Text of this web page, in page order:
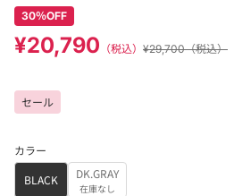
30％OFF
¥20,790 （税込） ¥29,700（税込）
セール
カラー
BLACK
DK.GRAY
在庫なし